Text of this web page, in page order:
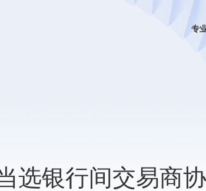
专
选银行间交易商